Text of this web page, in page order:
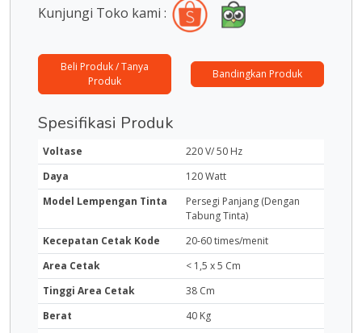
Kunjungi Toko kami :
Beli Produk / Tanya
Produk
Bandingkan Produk
Spesifikasi Produk
Voltase
220 V/ 50 Hz
Daya
120 Watt
Model Lempengan Tinta
Persegi Panjang (Dengan
Tabung Tinta)
Kecepatan Cetak Kode
20-60 times/menit
Area Cetak
< 1,5 x 5 Cm
Tinggi Area Cetak
38 Cm
Berat
40 Kg